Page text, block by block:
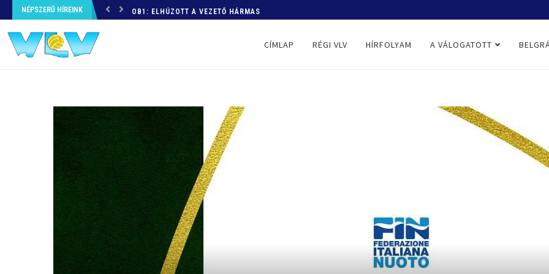
NÉPSZERŰ HÍREINK OB1: ELHÚZOTT A VEZETŐ HÁRMAS
CÍMLAP RÉGI VLV HÍRFOLYAM A VÁLOGATOTT